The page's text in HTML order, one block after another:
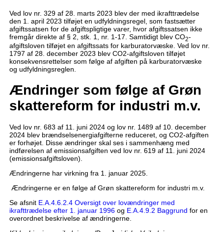
Ved lov nr. 329 af 28. marts 2023 blev der med ikrafttrædelse
den 1. april 2023 tilføjet en udfyldningsregel, som fastsætter
afgiftssatsen for de afgiftspligtige varer, hvor afgiftssatsen ikke
fremgår direkte af § 2, stk. 1, nr. 1-17. Samtidigt blev CO2-
afgiftsloven tilføjet en afgiftssats for karburatorvæske. Ved lov nr.
1797 af 28. december 2023 blev CO2-afgiftsloven tilføjet
konsekvensrettelser som følge af afgiften på karburatorvæske
og udfyldningsreglen.
Ændringer som følge af Grøn
skattereform for industri m.v.
Ved lov nr. 683 af 11. juni 2024 og lov nr. 1489 af 10. december
2024 blev brændselsenergiafgifterne reduceret, og CO2-afgiften
er forhøjet. Disse ændringer skal ses i sammenhæng med
indførelsen af emissionsafgiften ved lov nr. 619 af 11. juni 2024
(emissionsafgiftsloven).
Ændringerne har virkning fra 1. januar 2025.
Ændringerne er en følge af Grøn skattereform for industri m.v.
Se afsnit E.A.4.6.2.4 Oversigt over lovændringer med
ikrafttrædelse efter 1. januar 1996og E.A.4.9.2 Baggrund for en
overordnet beskrivelse af ændringerne.